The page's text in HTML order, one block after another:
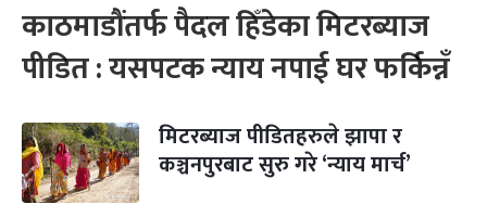
काठमाडौंतर्फ पैदल हिँडेका मिटरब्याज
पीडित : यसपटक न्याय नपाई घर फर्किन्नँ
मिटरब्याज पीडितहरुले झापा र
कञ्चनपुरबाट सुरु गरे ‘न्याय मार्च’